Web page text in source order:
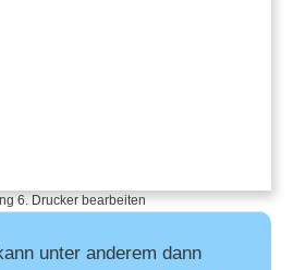
6. Drucker bearbeiten
unter anderem dann